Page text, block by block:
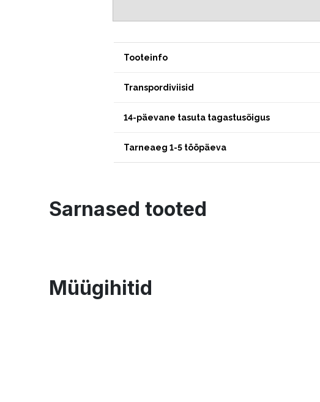
Tooteinfo
Transpordiviisid
14-päevane tasuta tagastusõigus
Tarneaeg 1-5 tööpäeva
Sarnased tooted
Müügihitid